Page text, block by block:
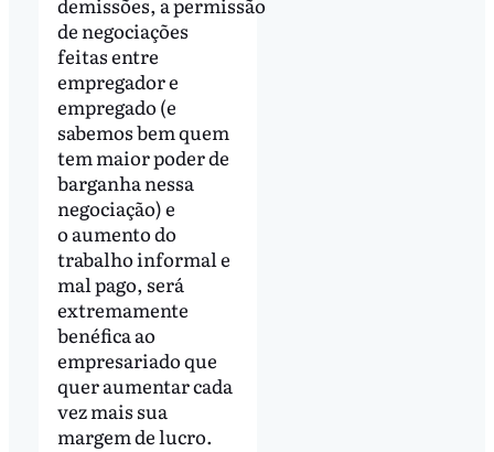
de negociações
feitas entre
empregador e
empregado (e
sabemos bem quem
tem maior poder de
barganha nessa
negociação) e
o aumento do
trabalho informal e
mal pago, será
extremamente
benéfica ao
empresariado que
quer aumentar cada
vez mais sua
margem de lucro.